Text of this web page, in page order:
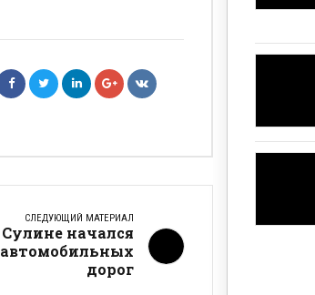
СЛЕДУЮЩИЙ МАТЕРИАЛ
начался
дорог